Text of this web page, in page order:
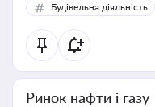
Будівельна діяльність
Ринок нафти і газу